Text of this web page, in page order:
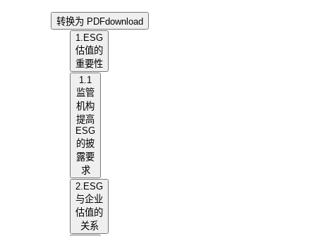
转换为 PDFdownload
1.ESG
估值的
重要性
1.1
监管
机构
提高
ESG
的披
露要
求
2.ESG
与企业
估值的
关系